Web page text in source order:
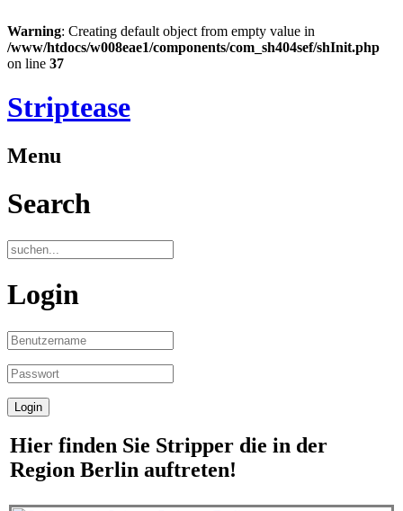
Warning: Creating default object from empty value in
/www/htdocs/w008eae1/components/com_sh404sef/shInit.php
on line 37
Striptease
Menu
Search
Login
Hier finden Sie Stripper die in der
Region Berlin auftreten!